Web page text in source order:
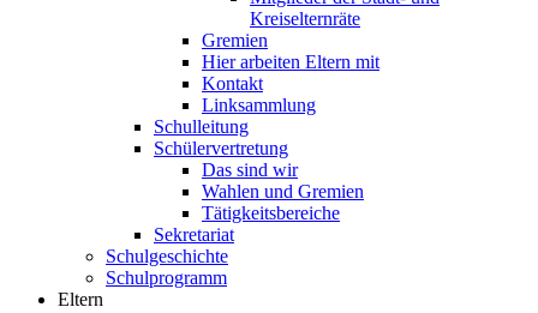
Kreiselternräte
Gremien
Hier arbeiten Eltern mit
Kontakt
Linksammlung
Schulleitung
Schülervertretung
Das sind wir
Wahlen und Gremien
Tätigkeitsbereiche
Sekretariat
Schulgeschichte
Schulprogramm
Eltern